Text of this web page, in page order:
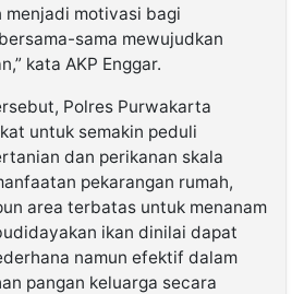
motivasi bagi
sama mewujudkan
kata AKP Enggar.
Polres Purwakarta
untuk semakin peduli
dan perikanan skala
pekarangan rumah,
area terbatas untuk menanam
ikan dinilai dapat
namun efektif dalam
pangan keluarga secara